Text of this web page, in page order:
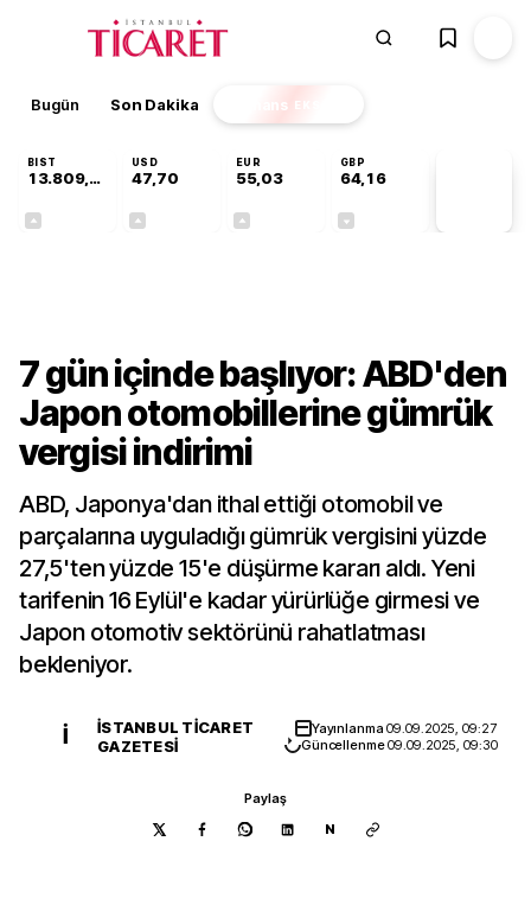
Bugün Son Dakika Finans EKSTRA
BIST
13.809,07
USD
47,70
EUR
55,03
GBP
64,16
7 gün içinde başlıyor: ABD'den
Japon otomobillerine gümrük
vergisi indirimi
ABD, Japonya'dan ithal ettiği otomobil ve
parçalarına uyguladığı gümrük vergisini yüzde
27,5'ten yüzde 15'e düşürme kararı aldı. Yeni
tarifenin 16 Eylül'e kadar yürürlüğe girmesi ve
Japon otomotiv sektörünü rahatlatması
bekleniyor.
İ
İSTANBUL TICARET
GAZETESI
Yayınlanma09.09.2025, 09:27
Güncellenme09.09.2025, 09:30
Paylaş
N